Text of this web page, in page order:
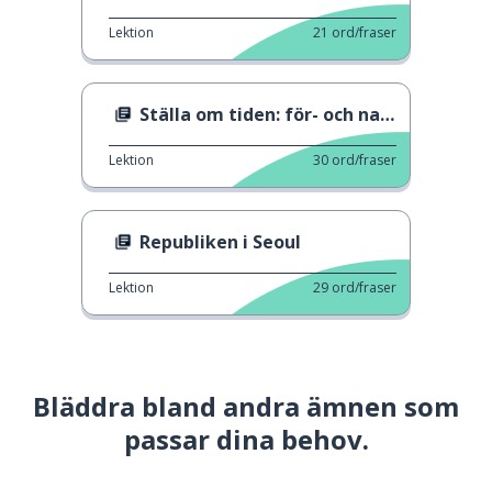
Lektion 21 ord/fraser
Ställa om tiden: för- och nackdelar
Lektion 30 ord/fraser
Republiken i Seoul
Lektion 29 ord/fraser
Bläddra bland andra ämnen som
passar dina behov.